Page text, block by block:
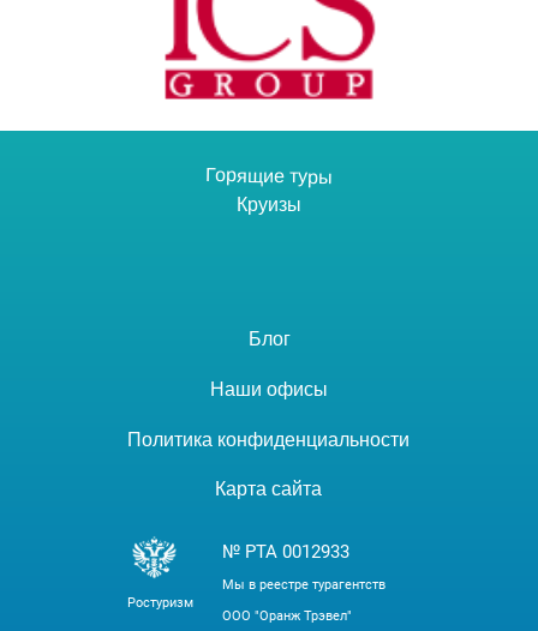
Блог
Наши офисы
Политика конфиденциальности
Карта сайта
ООО "Оранж Трэвел"
Горящие туры
Круизы
Мы в реестре турагентств
Ростуризм
№ РТА 0012933